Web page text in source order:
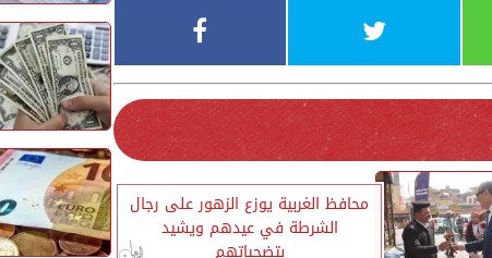
محافظ الغربية يوزع الزهور على رجال
الشرطة في عيدهم ويشيد
بتضحياتهم